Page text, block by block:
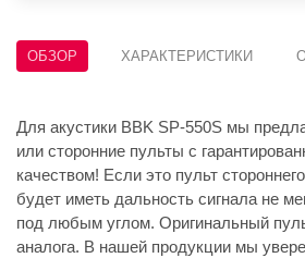
ОБЗОР ХАРАКТЕРИСТИКИ
Для акустики BBK SP-550S мы
или сторонние пульты с
качеством! Если это пульт
будет иметь дальность сигнала не
под любым углом. Оригинальный
аналога. В нашей продукции мы